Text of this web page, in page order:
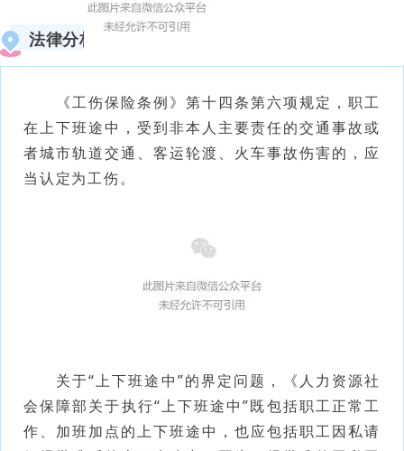
法律分析
《工伤保险条例》第十四条第六项规定，职工
在上下班途中，受到非本人主要责任的交通事故或
者城市轨道交通、客运轮渡、火车事故伤害的，应
当认定为工伤。
关于“上下班途中”的界定问题，《人力资源社
会保障部关于执行“上下班途中”既包括职工正常工
作、加班加点的上下班途中，也应包括职工因私请